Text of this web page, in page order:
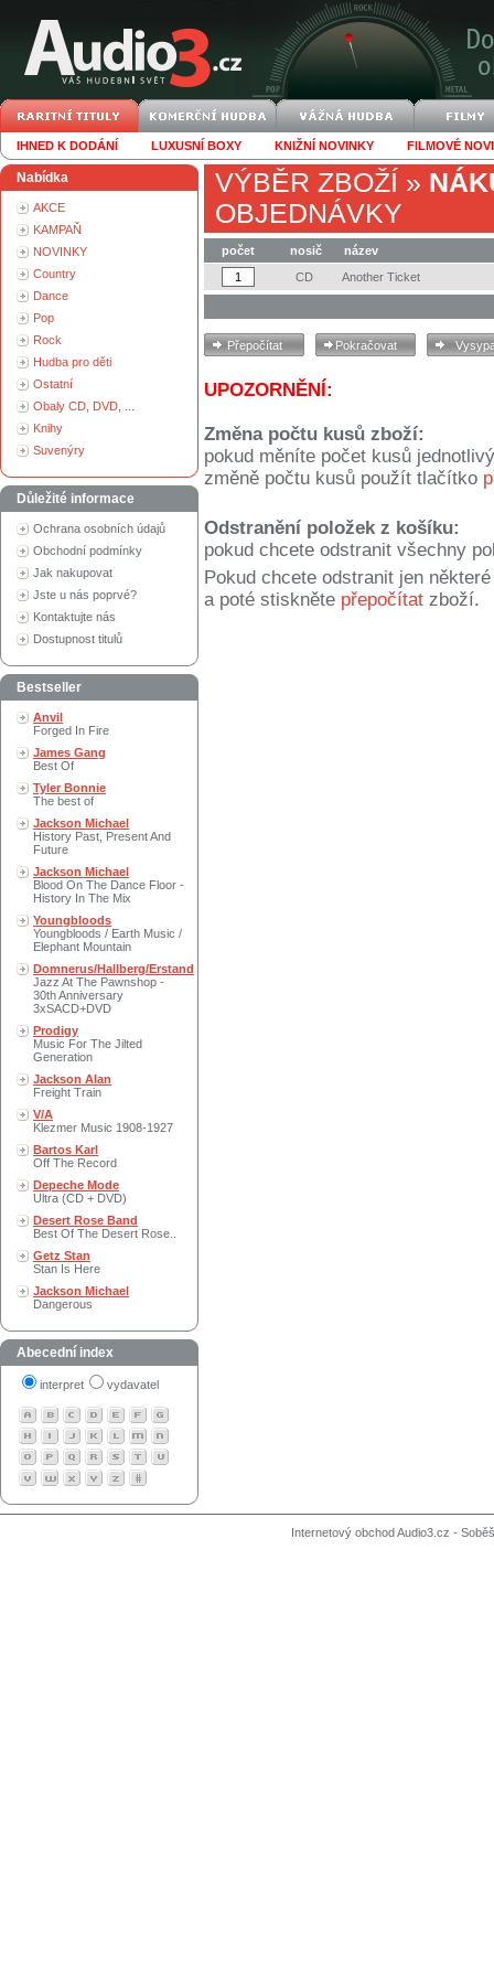
IHNED K DODÁNÍ LUXUSNÍ BOXY KNIŽNÍ NOVINKY FILMOVÉ
Nabídka
AKCE
KAMPAŇ
NOVINKY
Country
Dance
Pop
Rock
Hudba pro děti
Ostatní
Obaly CD, DVD, ...
Knihy
Suvenýry
Důležité informace
Ochrana osobních údajů
Obchodní podmínky
Jak nakupovat
Jste u nás poprvé?
Kontaktujte nás
Dostupnost titulů
Bestseller
Anvil
Forged In Fire
James Gang
Best Of
Tyler Bonnie
The best of
Jackson Michael
History Past, Present And
Future
Jackson Michael
Blood On The Dance Floor -
History In The Mix
Youngbloods
Youngbloods / Earth Music /
Elephant Mountain
Domnerus/Hallberg/Erstand
Jazz At The Pawnshop -
30th Anniversary
3xSACD+DVD
Prodigy
Music For The Jilted
Generation
Jackson Alan
Freight Train
V/A
Klezmer Music 1908-1927
Bartos Karl
Off The Record
Depeche Mode
Ultra (CD + DVD)
Desert Rose Band
Best Of The Desert Rose..
Getz Stan
Stan Is Here
Jackson Michael
Dangerous
Abecední index
interpret vydavatel
VÝBĚR ZBOŽÍ »
OBJEDNÁVKY
počet nosič
název
CD
Another Ticket
UPOZORNĚNÍ:
Změna počtu kusů zboží:
pokud měníte počet kusů
změně počtu kusů použít tlačítko
Odstranění položek z košíku:
pokud chcete odstranit všechny
Pokud chcete odstranit jen
a poté stiskněte přepočítat zboží.
Internetový obchod Audio3.cz -